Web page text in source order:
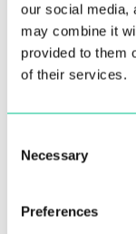
our social media,
may combine it
provided to them
of their services.
Selection
Necessary
Preferences
ofrecen
lo que